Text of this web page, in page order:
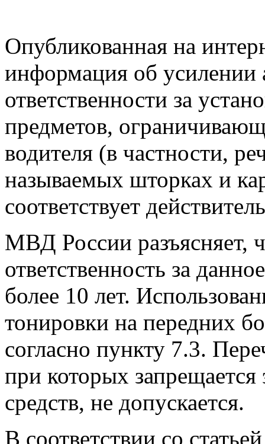
Опубликованная на
информация об усилении
ответственности за
предметов,
водителя (в частности,
называемых шторках и
соответствует
МВД России разъясняет,
ответственность за
более 10 лет.
тонировки на передних
согласно пункту 7.3.
при которых
средств, не допускается.
В соответствии со